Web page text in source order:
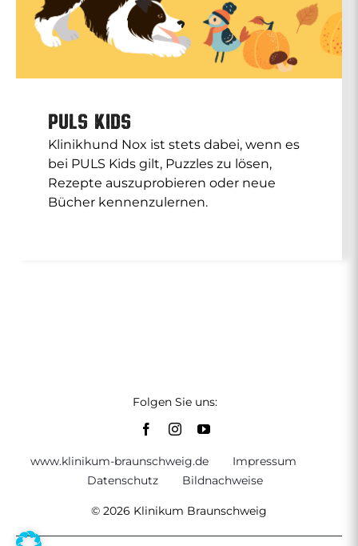
PULS Kids
Klinikhund Nox ist stets dabei, wenn es
bei PULS Kids gilt, Puzzles zu lösen,
Rezepte auszuprobieren oder neue
Bücher kennenzulernen.
© 2026 Klinikum Braunschweig
www.klinikum-braunschweig.de
Impressum
Datenschutz
Bildnachweise
Folgen Sie uns: